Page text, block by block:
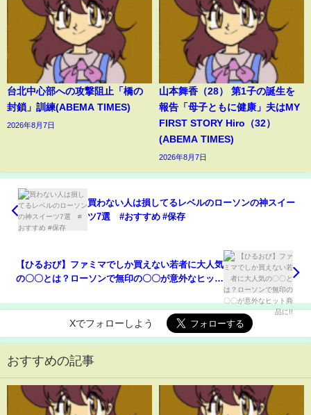
台北中心部への攻撃阻止「橋の
封鎖」訓練(ABEMA TIMES)
2026年8月7日
山本舞香（28） 第1子の誕生を
報告「母子ともに健康」夫はMY
FIRST STORY Hiro（32）
(ABEMA TIMES)
2026年8月7日
買わない人は損してるレベルのローソンの神スイー
ツ7選 #おすすめ #保存
【ひるおび】ファミマでしか買えない若者に大人気
の〇〇とは？ローソンで無印の〇〇が意外なヒット
Xでフォローしよう
おすすめの記事